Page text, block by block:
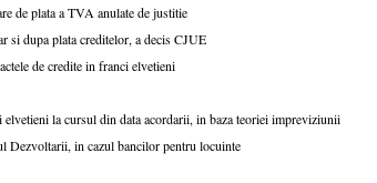
de plata a TVA anulate de justitie
si dupa plata creditelor, a decis CJUE
de credite in franci elvetieni
la cursul din data acordarii, in baza teoriei impreviziunii
Dezvoltarii, in cazul bancilor pentru locuinte